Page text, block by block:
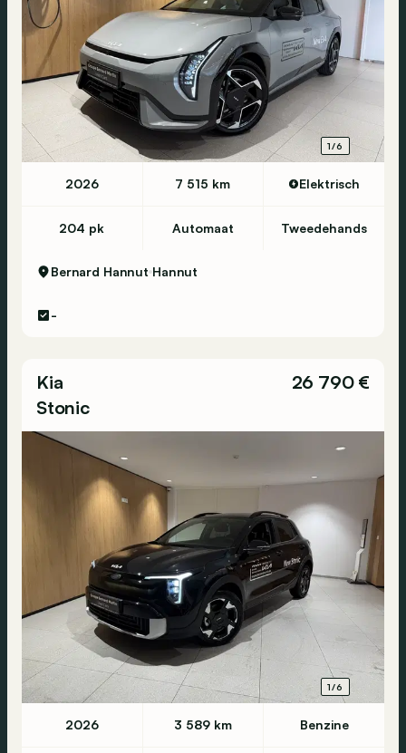
1/6
2026 7 515 km Elektrisch
204 pk Automaat Tweedehands
Bernard Hannut Hannut
-
Kia
Stonic
26 790 €
1/6
2026 3 589 km Benzine